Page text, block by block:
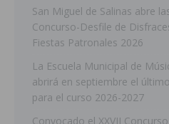
San Miguel de Salinas abre
Concurso-Desfile de
Fiestas Patronales 2026
La Escuela Municipal de
abrirá en septiembre el
para el curso 2026-2027
Convocado el XXVII